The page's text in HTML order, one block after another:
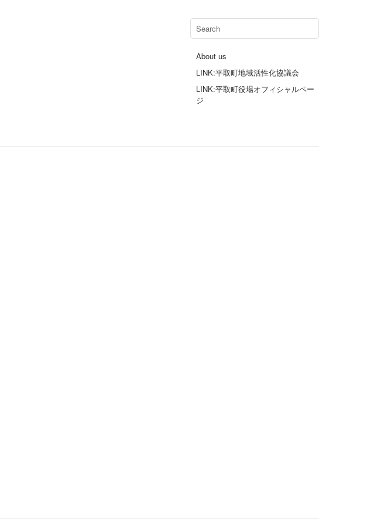
About us
LINK:平取町地域活性化協議会
LINK:平取町役場オフィシャルペー
ジ